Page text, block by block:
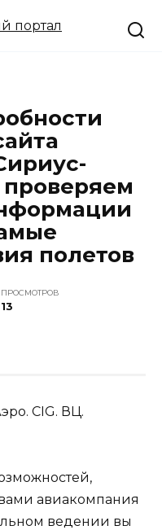
проверяем
полетов
ПРОСМОТРОВ
13
авиакомпания
ведении вы